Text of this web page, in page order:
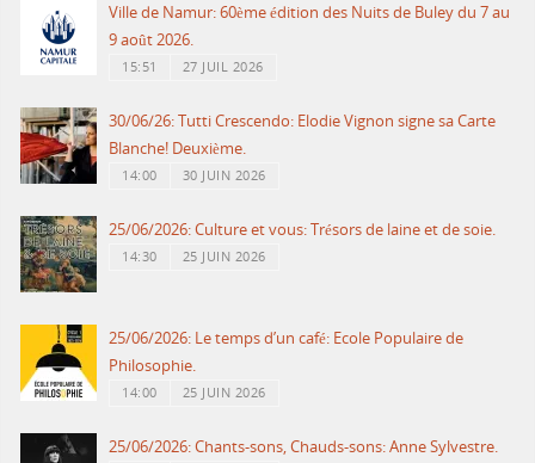
Ville de Namur: 60ème édition des Nuits de Buley du 7 au
9 août 2026.
15:51 27 JUIL 2026
30/06/26: Tutti Crescendo: Elodie Vignon signe sa Carte
Blanche! Deuxième.
14:00 30 JUIN 2026
25/06/2026: Culture et vous: Trésors de laine et de soie.
14:30 25 JUIN 2026
25/06/2026: Le temps d’un café: Ecole Populaire de
Philosophie.
14:00 25 JUIN 2026
25/06/2026: Chants-sons, Chauds-sons: Anne Sylvestre.